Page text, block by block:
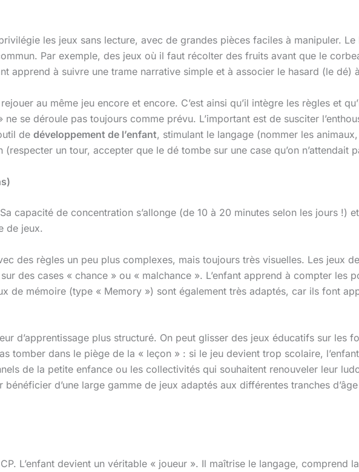
les jeux sans lecture, avec de grandes pièces faciles à manipuler. Le
Par exemple, des jeux où il faut récolter des fruits avant que le
apprend à suivre une trame narrative simple et à associer le hasard (le dé)
au même jeu encore et encore. C’est ainsi qu’il intègre les règles et
se déroule pas toujours comme prévu. L’important est de susciter
de développement de l’enfant, stimulant le langage (nommer les
un tour, accepter que le dé tombe sur une case qu’on n’attendait
capacité de concentration s’allonge (de 10 à 20 minutes selon les jours !)
de jeux.
des règles un peu plus complexes, mais toujours très visuelles. Les jeux
des cases « chance » ou « malchance ». L’enfant apprend à compter les
de mémoire (type « Memory ») sont également très adaptés, car ils font
d’apprentissage plus structuré. On peut glisser des jeux éducatifs sur les
tomber dans le piège de la « leçon » : si le jeu devient trop scolaire,
de la petite enfance ou les collectivités qui souhaitent renouveler leur
bénéficier d’une large gamme de jeux adaptés aux différentes tranches
L’enfant devient un véritable « joueur ». Il maîtrise le langage, comprend